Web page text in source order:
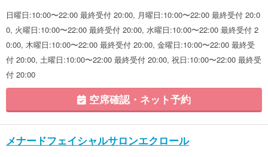
日曜日:10:00〜22:00 最終受付 20:00, 月曜日:10:00〜22:00 最終受付 20:0
0, 火曜日:10:00〜22:00 最終受付 20:00, 水曜日:10:00〜22:00 最終受付 2
0:00, 木曜日:10:00〜22:00 最終受付 20:00, 金曜日:10:00〜22:00 最終受
付 20:00, 土曜日:10:00〜22:00 最終受付 20:00, 祝日:10:00〜22:00 最終受
付 20:00
空席確認・ネット予約
メナードフェイシャルサロンエクロール